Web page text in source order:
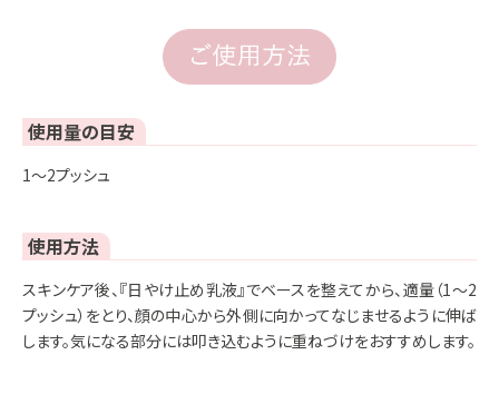
使用量の目安
1～2プッシュ
使用方法
スキンケア後、『日やけ止め乳液』でベースを整えてから、適量（1～2
プッシュ）をとり、顔の中心から外側に向かってなじませるように伸ば
します。気になる部分には叩き込むように重ねづけをおすすめします。